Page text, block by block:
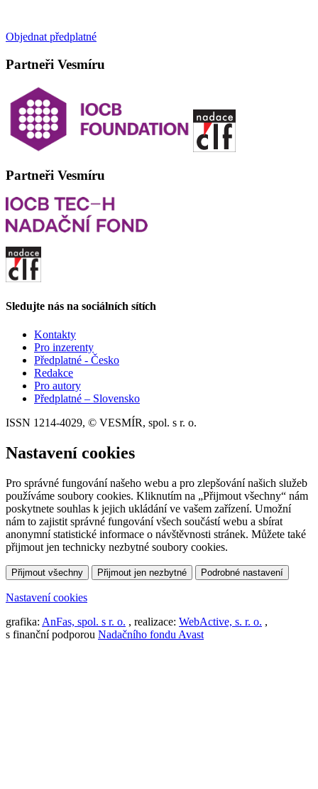
Objednat předplatné
Partneři Vesmíru
Partneři Vesmíru
Sledujte nás na sociálních sítích
Kontakty
Pro inzerenty
Předplatné - Česko
Redakce
Pro autory
Předplatné – Slovensko
ISSN 1214-4029, © VESMÍR, spol. s r. o.
Nastavení cookies
Pro správné fungování našeho webu a pro zlepšování našich služeb
používáme soubory cookies. Kliknutím na „Přijmout všechny“ nám
poskytnete souhlas k jejich ukládání ve vašem zařízení. Umožní
nám to zajistit správné fungování všech součástí webu a sbírat
anonymní statistické informace o návštěvnosti stránek. Můžete také
přijmout jen technicky nezbytné soubory cookies.
Přijmout všechny Přijmout jen nezbytné Podrobné nastavení
Nastavení cookies
grafika: AnFas, spol. s r. o. , realizace: WebActive, s. r. o. ,
s finanční podporou Nadačního fondu Avast